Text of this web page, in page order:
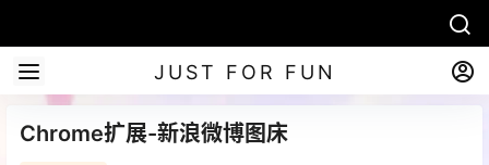
JUST FOR FUN
Chrome扩展-新浪微博图床